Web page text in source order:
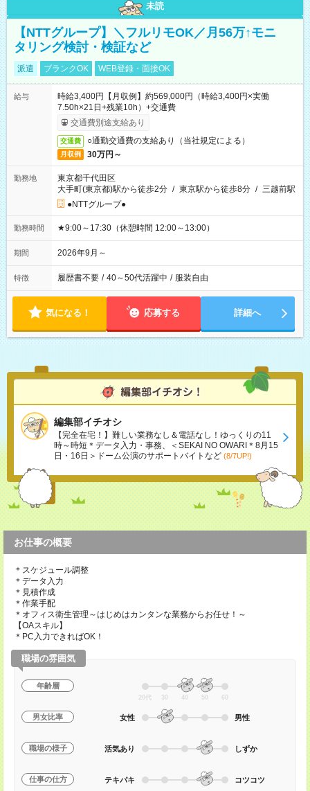
未読
【NTTグループ】＼フルリモOK／月56万↑モニ
タリング検討・検証など
派遣 ブランクOK WEB登録・面接OK
給与
時給3,400円【月収例】約569,000円（時給3,400円×実働
7.50h×21日+残業10h）+交通費
交通費別途支給あり
交通費 ○通勤交通費の支給あり（当社規定による）
月収例 30万円～
勤務地
東京都千代田区
大手町(東京都)駅から徒歩2分 / 東京駅から徒歩8分 / 三越前駅
●NTTグループ●
勤務時間 ★9:00～17:30（休憩時間 12:00～13:00）
期間 2026年9月～
特徴 履歴書不要 / 40～50代活躍中 / 服装自由
気になる！ 応募する 詳細へ
編集部イチオシ
【完全在宅！】難しい業務なし＆電話なし！ゆっくりの11
時～時短＊データ入力・事務、＜SEKAI NO OWARI＊8月15
日・16日＞ドーム公演のサポートバイトなど (8/7UP!)
お仕事の概要
＊スケジュール調整
＊データ入力
＊見積作成
＊作業手配
＊オフィス衛生管理～はじめはカンタンな業務からお任せ！～
【OAスキル】
＊PC入力できればOK！
職場の雰囲気
年齢層
20代 30 40 50 60
男女比率 女性 男性
職場の様子 活気あり しずか
仕事の仕方 テキパキ コツコツ